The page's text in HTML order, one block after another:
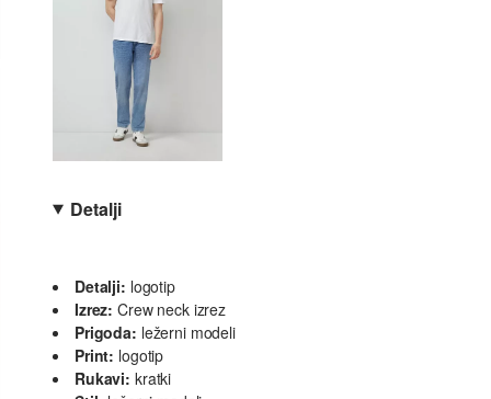
Detalji
Detalji: logotip
Izrez: Crew neck izrez
Prigoda: ležerni modeli
Print: logotip
Rukavi: kratki